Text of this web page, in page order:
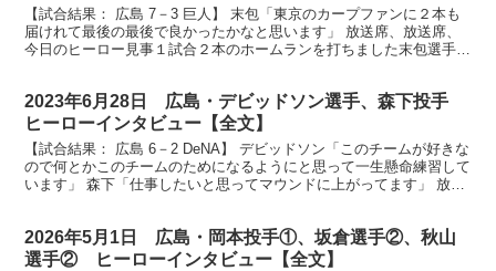
【試合結果： 広島 7－3 巨人】 末包「東京のカープファンに２本も
届けれて最後の最後で良かったかなと思います」 放送席、放送席、
今日のヒーロー見事１試合２本のホームランを打ちました末包選手で
2023年6月28日 広島・デビッドソン選手、森下投手
ヒーローインタビュー【全文】
【試合結果： 広島 6－2 DeNA】 デビッドソン「このチームが好きな
ので何とかこのチームのためになるようにと思って一生懸命練習して
います」 森下「仕事したいと思ってマウンドに上がってます」 放送
2026年5月1日 広島・岡本投手①、坂倉選手②、秋山
選手② ヒーローインタビュー【全文】